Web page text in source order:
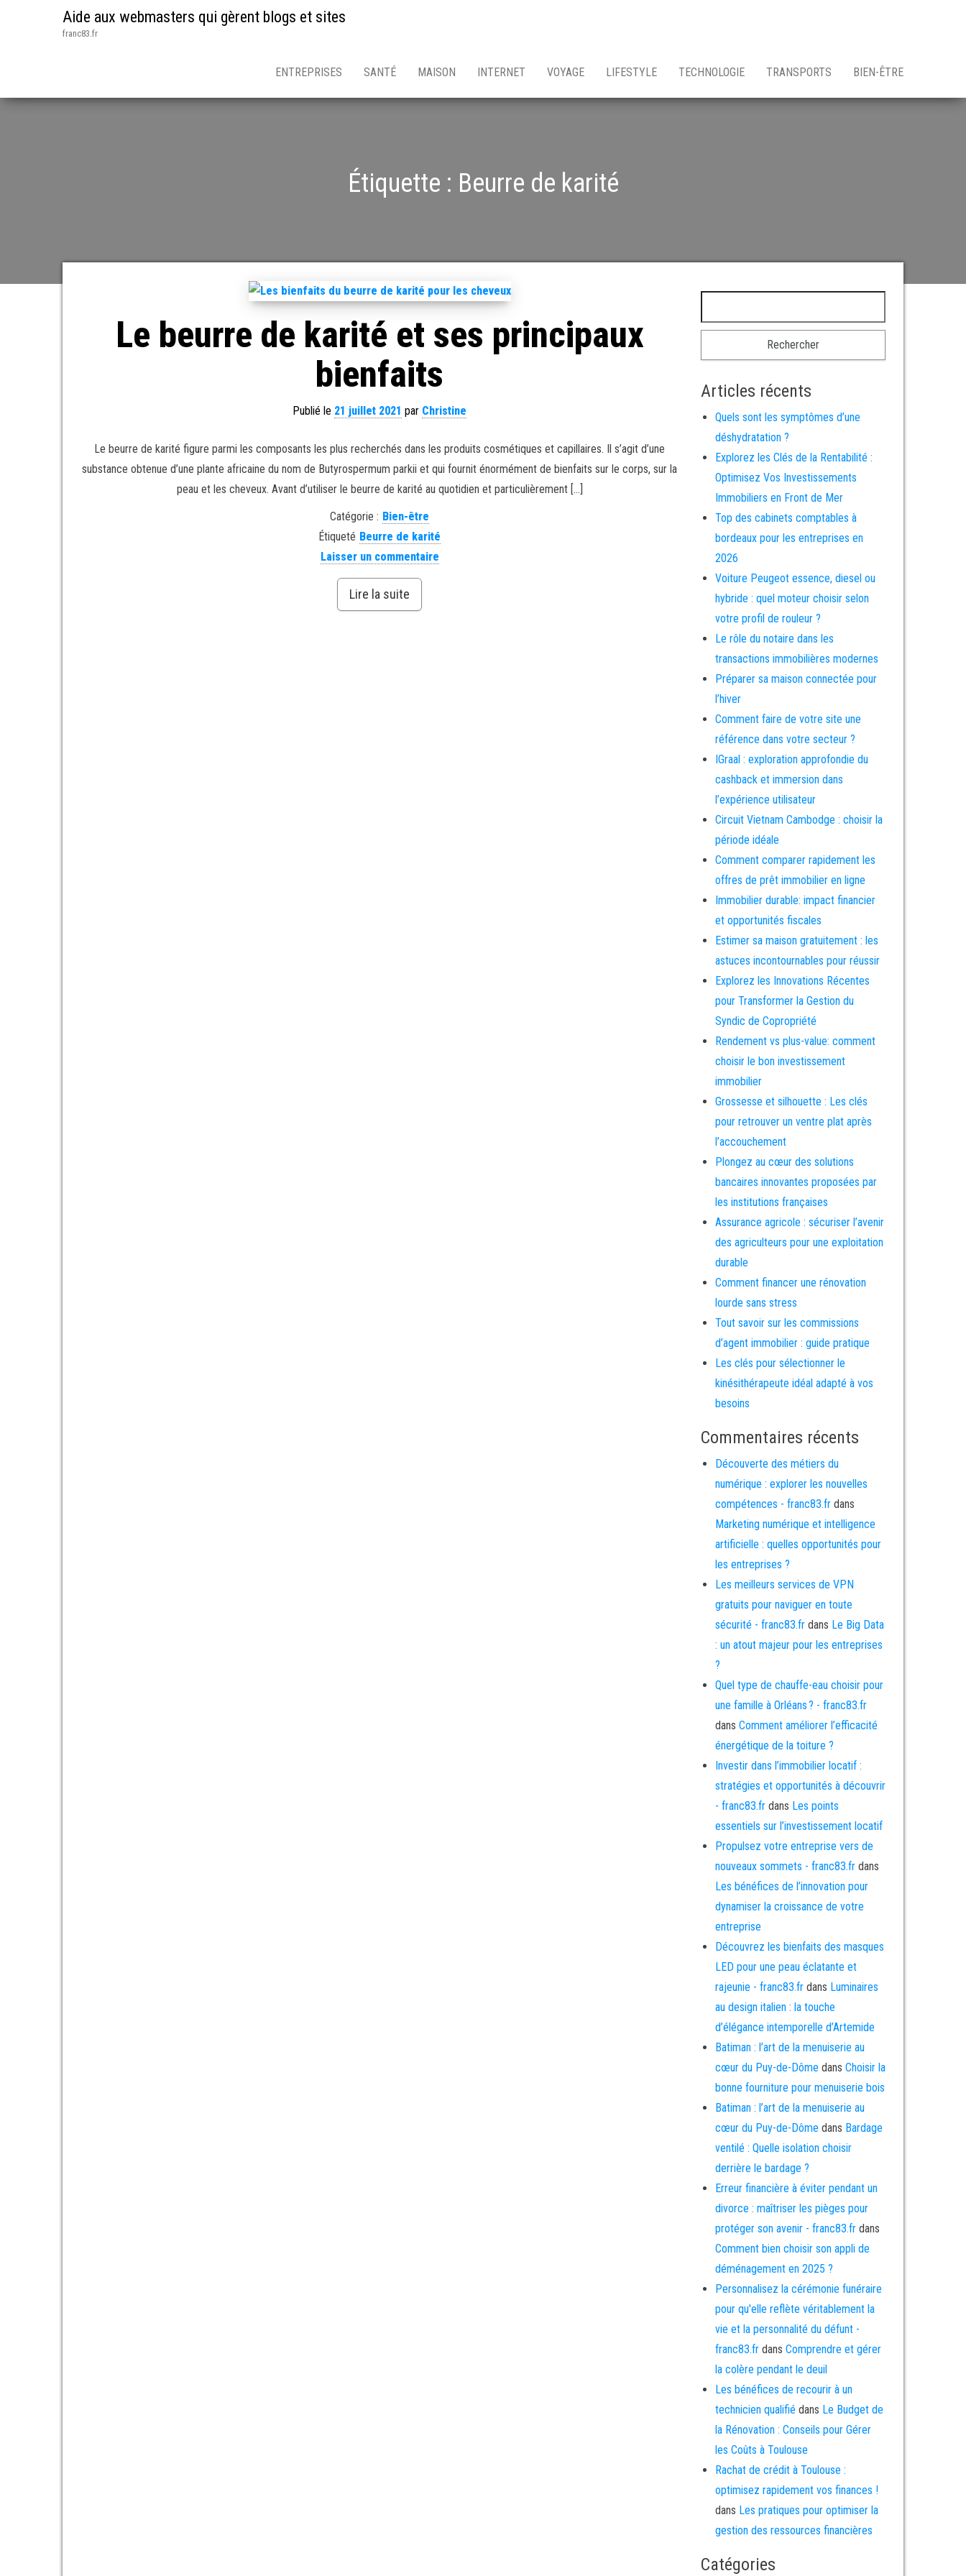
Aide aux webmasters qui gèrent blogs et sites
franc83.fr
ENTREPRISES SANTÉ MAISON INTERNET VOYAGE LIFESTYLE TECHNOLOGIE TRANSPORTS BIEN-ÊTRE
Étiquette : Beurre de karité
Le beurre de karité et ses principaux
bienfaits
Publié le 21 juillet 2021 par Christine
Le beurre de karité figure parmi les composants les plus recherchés dans les produits cosmétiques et capillaires. Il s’agit d’une
substance obtenue d’une plante africaine du nom de Butyrospermum parkii et qui fournit énormément de bienfaits sur le corps, sur la
peau et les cheveux. Avant d’utiliser le beurre de karité au quotidien et particulièrement […]
Catégorie : Bien-être
Étiqueté Beurre de karité
Laisser un commentaire
Lire la suite
Articles récents
Quels sont les symptômes d’une
déshydratation ?
Explorez les Clés de la Rentabilité :
Optimisez Vos Investissements
Immobiliers en Front de Mer
Top des cabinets comptables à
bordeaux pour les entreprises en
2026
Voiture Peugeot essence, diesel ou
hybride : quel moteur choisir selon
votre profil de rouleur ?
Le rôle du notaire dans les
transactions immobilières modernes
Préparer sa maison connectée pour
l’hiver
Comment faire de votre site une
référence dans votre secteur ?
IGraal : exploration approfondie du
cashback et immersion dans
l’expérience utilisateur
Circuit Vietnam Cambodge : choisir la
période idéale
Comment comparer rapidement les
offres de prêt immobilier en ligne
Immobilier durable: impact financier
et opportunités fiscales
Estimer sa maison gratuitement : les
astuces incontournables pour réussir
Explorez les Innovations Récentes
pour Transformer la Gestion du
Syndic de Copropriété
Rendement vs plus-value: comment
choisir le bon investissement
immobilier
Grossesse et silhouette : Les clés
pour retrouver un ventre plat après
l’accouchement
Plongez au cœur des solutions
bancaires innovantes proposées par
les institutions françaises
Assurance agricole : sécuriser l’avenir
des agriculteurs pour une exploitation
durable
Comment financer une rénovation
lourde sans stress
Tout savoir sur les commissions
d’agent immobilier : guide pratique
Les clés pour sélectionner le
kinésithérapeute idéal adapté à vos
besoins
Commentaires récents
Découverte des métiers du
numérique : explorer les nouvelles
compétences - franc83.frdans
Marketing numérique et intelligence
artificielle : quelles opportunités pour
les entreprises ?
Les meilleurs services de VPN
gratuits pour naviguer en toute
sécurité - franc83.frdans Le Big Data
: un atout majeur pour les entreprises
?
Quel type de chauffe-eau choisir pour
une famille à Orléans ? - franc83.fr
dans Comment améliorer l’efficacité
énergétique de la toiture ?
Investir dans l’immobilier locatif :
stratégies et opportunités à découvrir
- franc83.frdans Les points
essentiels sur l’investissement locatif
Propulsez votre entreprise vers de
nouveaux sommets - franc83.frdans
Les bénéfices de l’innovation pour
dynamiser la croissance de votre
entreprise
Découvrez les bienfaits des masques
LED pour une peau éclatante et
rajeunie - franc83.frdans Luminaires
au design italien : la touche
d’élégance intemporelle d’Artemide
Batiman : l’art de la menuiserie au
cœur du Puy-de-Dôme dans Choisir la
bonne fourniture pour menuiserie bois
Batiman : l’art de la menuiserie au
cœur du Puy-de-Dôme dans Bardage
ventilé : Quelle isolation choisir
derrière le bardage ?
Erreur financière à éviter pendant un
divorce : maîtriser les pièges pour
protéger son avenir - franc83.frdans
Comment bien choisir son appli de
déménagement en 2025 ?
Personnalisez la cérémonie funéraire
pour qu'elle reflète véritablement la
vie et la personnalité du défunt -
franc83.frdans Comprendre et gérer
la colère pendant le deuil
Les bénéfices de recourir à un
technicien qualifié dans Le Budget de
la Rénovation : Conseils pour Gérer
les Coûts à Toulouse
Rachat de crédit à Toulouse :
optimisez rapidement vos finances !
dans Les pratiques pour optimiser la
gestion des ressources financières
Catégories